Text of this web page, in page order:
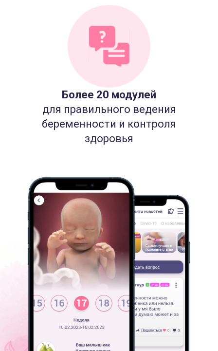
Более 20 модулей
для правильного ведения
беременности и контроля
здоровья